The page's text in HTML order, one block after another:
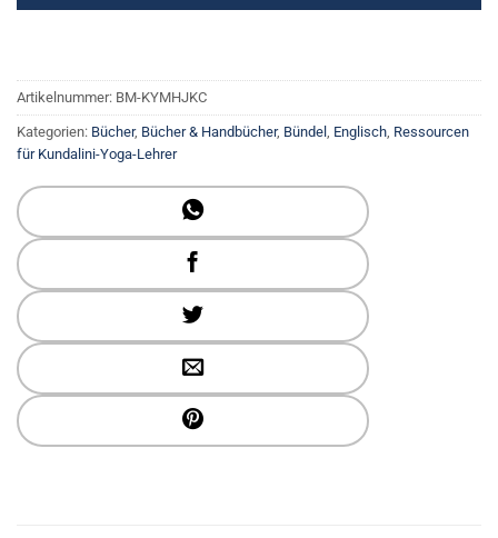
Artikelnummer: BM-KYMHJKC
Kategorien: Bücher, Bücher & Handbücher, Bündel Englisch Ressourcen
für Kundalini-Yoga-Lehrer